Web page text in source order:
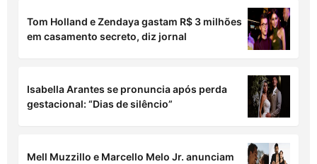
Tom Holland e Zendaya gastam R$ 3 milhões
em casamento secreto, diz jornal
Isabella Arantes se pronuncia após perda
gestacional: “Dias de silêncio”
Mell Muzzillo e Marcello Melo Jr. anunciam